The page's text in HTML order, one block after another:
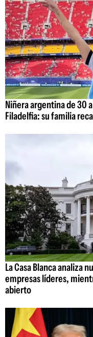
Niñera argentina de 30
Filadelfia: su familia
La Casa Blanca analiza
empresas líderes,
abierto